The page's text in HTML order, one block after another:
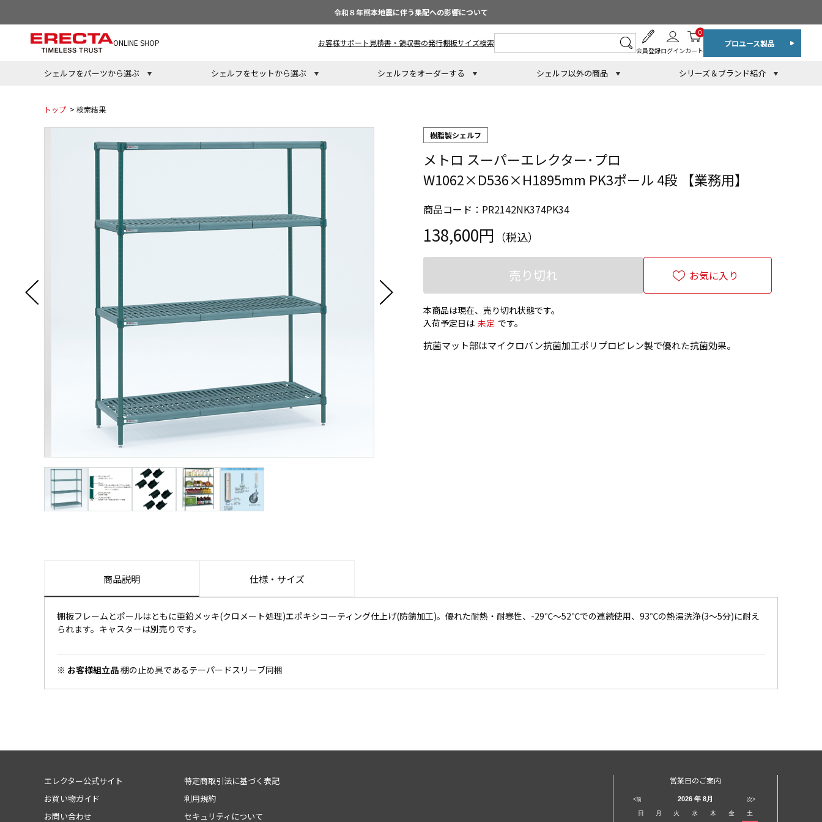
令和８年熊本地震に伴う集配への影響について
ONLINE SHOP お客様サポート 見積書・領収書の発行棚板サイズ検索
会員登録ログインカート
0
プロユース製品
シェルフをパーツから選ぶ シェルフをセットから選ぶ シェルフをオーダーする シェルフ以外の商品 シリーズ＆ブランド紹介
トップ > 検索結果
樹脂製シェルフ
メトロ スーパーエレクター･プロ
W1062×D536×H1895mm PK3ポール 4段 【業務用】
商品コード：PR2142NK374PK34
138,600円 （税込）
売り切れ お気に入り
本商品は現在、売り切れ状態です。
入荷予定日は 未定 です。
抗菌マット部はマイクロバン抗菌加工ポリプロピレン製で優れた抗菌効果。
商品説明 仕様・サイズ
棚板フレームとポールはともに亜鉛メッキ(クロメート処理)エポキシコーティング仕上げ(防錆加工)。優れた耐熱・耐寒性、-29℃～52℃での連続使用、93℃の熱湯洗浄(3～5分)に耐え
られます。キャスターは別売りです。
※ お客様組立品棚の止め具であるテーパードスリーブ同梱
エレクター公式サイト
お買い物ガイド
お問い合わせ
特定商取引法に基づく表記
利用規約
セキュリティについて
営業日のご案内
<前 次>
2026 年 8月
日 月 火 水 木 金 土